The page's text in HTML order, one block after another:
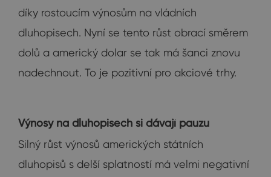
díky rostoucím výnosům na vládních
dluhopisech. Nyní se tento růst obrací směrem
dolů a americký dolar se tak má šanci znovu
nadechnout. To je pozitivní pro akciové trhy.
Výnosy na dluhopisech si dávají pauzu
Silný růst výnosů amerických státních
dluhopisů s delší splatností má velmi negativní